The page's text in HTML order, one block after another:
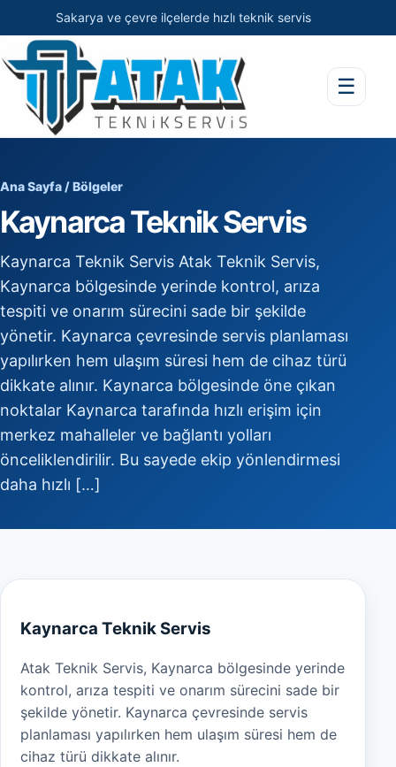
Sakarya ve çevre ilçelerde hızlı teknik servis
☰
Ana Sayfa /Bölgeler
Kaynarca Teknik Servis
Kaynarca Teknik Servis Atak Teknik Servis,
Kaynarca bölgesinde yerinde kontrol, arıza
tespiti ve onarım sürecini sade bir şekilde
yönetir. Kaynarca çevresinde servis planlaması
yapılırken hem ulaşım süresi hem de cihaz türü
dikkate alınır. Kaynarca bölgesinde öne çıkan
noktalar Kaynarca tarafında hızlı erişim için
merkez mahalleler ve bağlantı yolları
önceliklendirilir. Bu sayede ekip yönlendirmesi
daha hızlı […]
Kaynarca Teknik Servis
Atak Teknik Servis, Kaynarca bölgesinde yerinde
kontrol, arıza tespiti ve onarım sürecini sade bir
şekilde yönetir. Kaynarca çevresinde servis
planlaması yapılırken hem ulaşım süresi hem de
cihaz türü dikkate alınır.